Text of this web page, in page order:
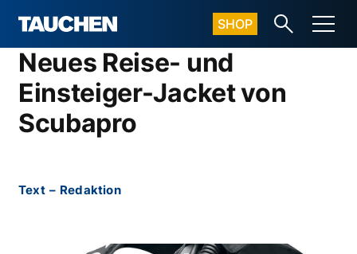
SHOP
Neues Reise- und
Einsteiger-Jacket von
Scubapro
Text – Redaktion